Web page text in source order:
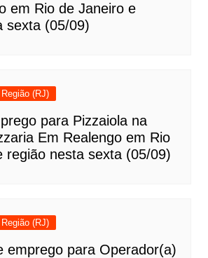
em Rio de Janeiro e
sexta (05/09)
(RJ)
para Pizzaiola na
Em Realengo em Rio
região nesta sexta (05/09)
(RJ)
emprego para Operador(a)